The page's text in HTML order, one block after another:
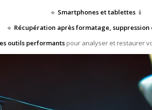
🔹 Smartphones et tablettes📱
🔹 Récupération après formatage, suppression
outils performants pour analyser et restaurer